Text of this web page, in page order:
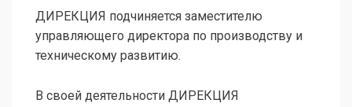
ДИРЕКЦИЯ подчиняется заместителю
управляющего директора по производству и
техническому развитию.
В своей деятельности ДИРЕКЦИЯ